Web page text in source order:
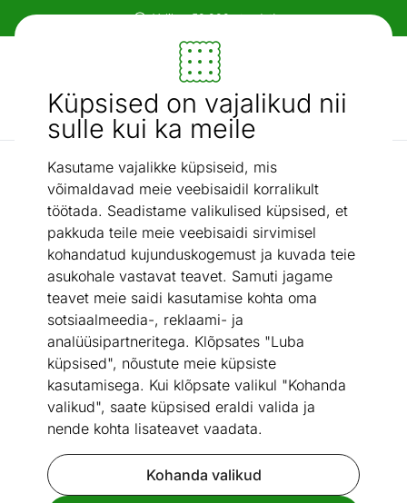
Küpsised on vajalikud nii
sulle kui ka meile
Kasutame vajalikke küpsiseid, mis
võimaldavad meie veebisaidil korralikult
töötada. Seadistame valikulised küpsised, et
pakkuda teile meie veebisaidi sirvimisel
kohandatud kujunduskogemust ja kuvada teie
asukohale vastavat teavet. Samuti jagame
teavet meie saidi kasutamise kohta oma
sotsiaalmeedia-, reklaami- ja
analüüsipartneritega. Klõpsates "Luba
küpsised", nõustute meie küpsiste
kasutamisega. Kui klõpsate valikul "Kohanda
valikud", saate küpsised eraldi valida ja
nende kohta lisateavet vaadata.
Kohanda valikud
Valikus 50 000+ toodet!
Mööbel ja sisustus - ON24
Otsi...
AI otsing
Kapisisud / Garderoobisüsteemi nurgariiul (tume)